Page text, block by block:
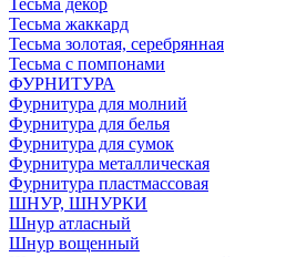
Тесьма декор
Тесьма жаккард
Тесьма золотая, серебрянная
Тесьма с помпонами
ФУРНИТУРА
Фурнитура для молний
Фурнитура для белья
Фурнитура для сумок
Фурнитура металлическая
Фурнитура пластмассовая
ШНУР, ШНУРКИ
Шнур атласный
Шнур вощенный